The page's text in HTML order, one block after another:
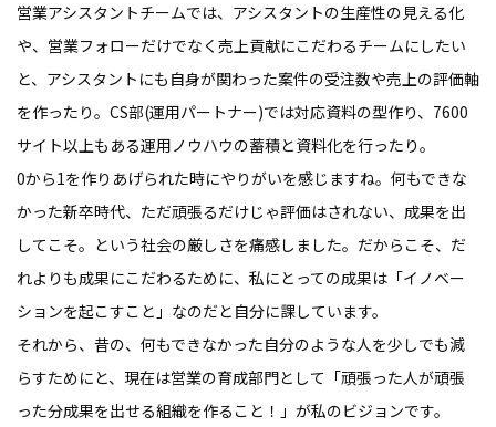
営業アシスタントチームでは、アシスタントの生産性の見える化
や、営業フォローだけでなく売上貢献にこだわるチームにしたい
と、アシスタントにも自身が関わった案件の受注数や売上の評価軸
を作ったり。CS部(運用パートナー)では対応資料の型作り、7600
サイト以上もある運用ノウハウの蓄積と資料化を行ったり。
0から1を作りあげられた時にやりがいを感じますね。何もできな
かった新卒時代、ただ頑張るだけじゃ評価はされない、成果を出
してこそ。という社会の厳しさを痛感しました。だからこそ、だ
れよりも成果にこだわるために、私にとっての成果は「イノベー
ションを起こすこと」なのだと自分に課しています。
それから、昔の、何もできなかった自分のような人を少しでも減
らすためにと、現在は営業の育成部門として「頑張った人が頑張
った分成果を出せる組織を作ること！」が私のビジョンです。